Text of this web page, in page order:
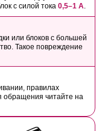
с силой тока 0,5–1 А.
или блоков с большей
Такое повреждение
правилах
обращения читайте на